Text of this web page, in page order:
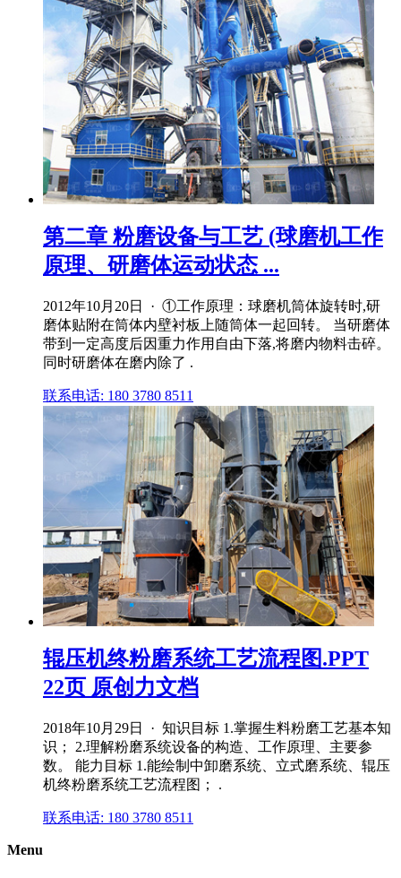
第二章 粉磨设备与工艺 (球磨机工作
原理、研磨体运动状态 ...
2012年10月20日 · ①工作原理：球磨机筒体旋转时,研
磨体贴附在筒体内壁衬板上随筒体一起回转。 当研磨体
带到一定高度后因重力作用自由下落,将磨内物料击碎。
同时研磨体在磨内除了 .
联系电话: 180 3780 8511
辊压机终粉磨系统工艺流程图.PPT
22页 原创力文档
2018年10月29日 · 知识目标 1.掌握生料粉磨工艺基本知
识； 2.理解粉磨系统设备的构造、工作原理、主要参
数。 能力目标 1.能绘制中卸磨系统、立式磨系统、辊压
机终粉磨系统工艺流程图； .
联系电话: 180 3780 8511
Menu